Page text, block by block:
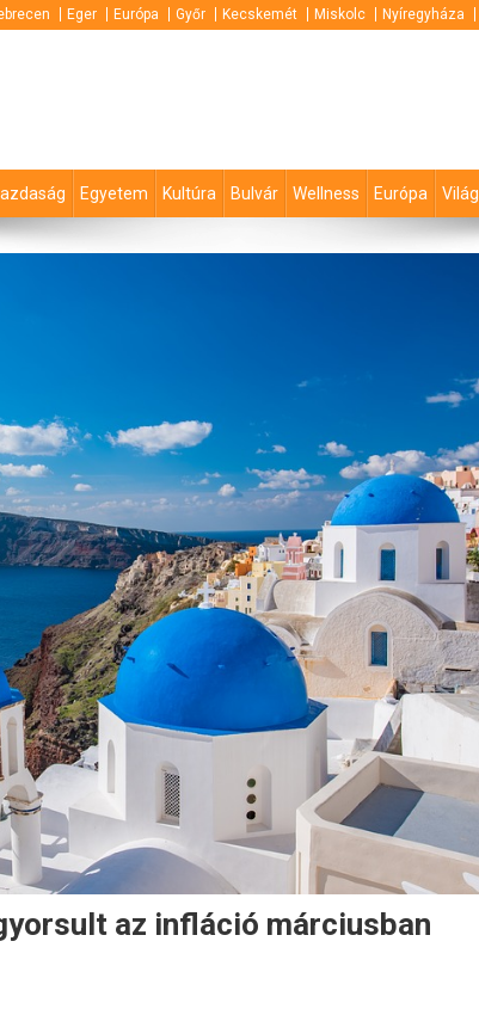
Eger Európa Győr Kecskemét Miskolc Nyíregyháza
Egyetem Kultúra Bulvár Wellness Európa Világ
az infláció márciusban